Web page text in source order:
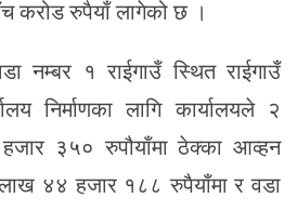
करोड रुपैयाँ लागेको छ ।
नम्बर १ राईगाउँ स्थित राईगाउँ
निर्माणका लागि कार्यालयले २
३५० रुपौयाँमा ठेक्का आव्हन
४४ हजार १८८ रुपैयाँमा र वडा